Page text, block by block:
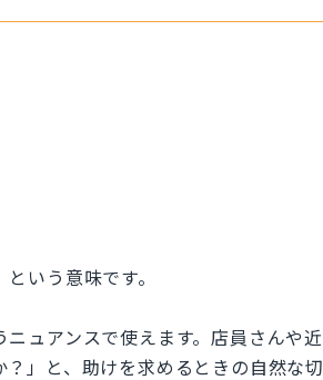
いう意味です。
ュアンスで使えます。店員さんや近
」と、助けを求めるときの自然な切